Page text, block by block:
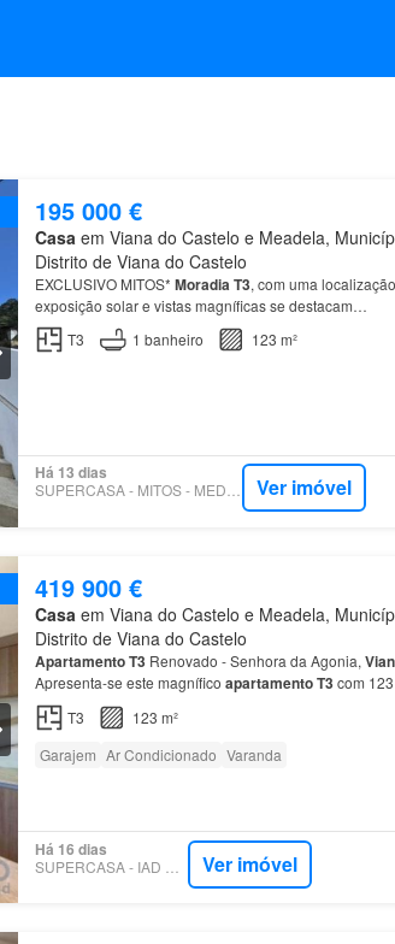
195 000 €
Casaem Viana do Castelo e Meadela,
Distrito de Viana do Castelo
EXCLUSIVO MITOS* MoradiaT3, com uma
exposição solar e vistas magníficas se destacam…
T3
1 banheiro 123 m²
Há 13 dias
SUPERCASA - MITOS - MEDIAÇÃO IMOBILIÁRIA Ver imóvel
419 900 €
Casa em Viana do Castelo e Meadela,
Distrito de Viana do Castelo
ApartamentoT3Renovado - Senhora da Agonia,
Apresenta-se este magnífico apartamentoT3com 123
renovado, localizado na prestigiada zona da Senhora
T3
123 m²
Garajem Ar Condicionado Varanda
Há 16 dias
Ver imóvel